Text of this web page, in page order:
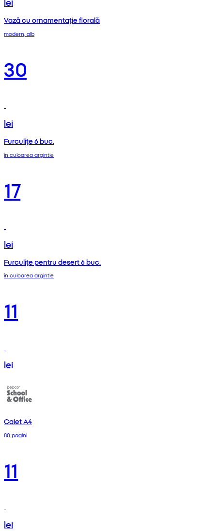
Vază cu ornamentație florală
modern, alb
30
lei
Furculițe 6 buc.
în culoarea argintie
17
lei
Furculițe pentru desert 6 buc.
în culoarea argintie
11
lei
Caiet A4
80 pagini
11
lei